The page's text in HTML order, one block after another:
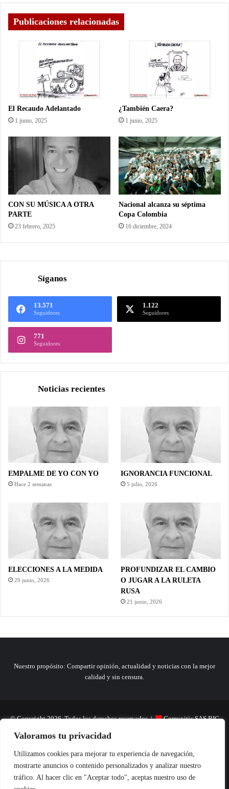
Valoramos tu privacidad
Utilizamos cookies para mejorar tu experiencia de navegación,
mostrarte anuncios o contenido personalizados y analizar nuestro
tráfico. Al hacer clic en "Aceptar todo", aceptas nuestro uso de
Publicaciones relacionadas
El Recaudo Adelantado
1 junio, 2025
¿También Caera?
1 junio, 2025
CON SU MÚSICA A OTRA
PARTE
23 febrero, 2025
Nacional alcanza su séptima
Copa Colombia
16 diciembre, 2024
Síganos
13.571
Seguidores
1.122
Seguidores
771
Seguidores
Noticias recientes
EMPALME DE YO CON YO
Hace 2 semanas
IGNORANCIA FUNCIONAL
5 julio, 2026
ELECCIONES A LA MEDIDA
29 junio, 2026
PROFUNDIZAR EL CAMBIO
O JUGAR A LA RULETA
RUSA
21 junio, 2026
Nuestro propósito: Compartir opinión, actualidad y noticias con la mejor
calidad y sin censura.
© Copyright 2026, Todos los derechos reservados | Comunitic SAS BIC
Nit 901228106
Home Actualidad Variedades Opinion Turismo Deportes
El Tinteadero Caricaturas Reportajes